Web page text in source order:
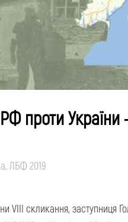
проти України
, ЛБФ 2019
скликання, заступниця